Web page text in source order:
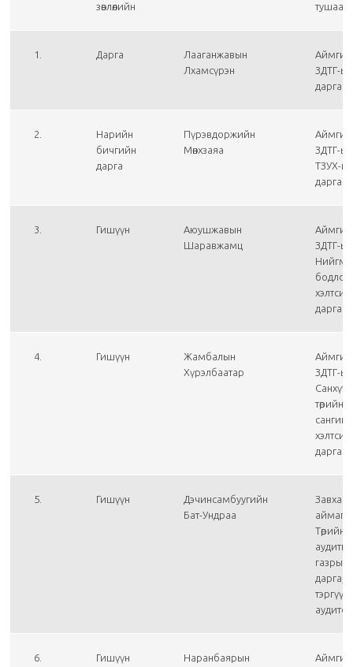
зөвлөлийн
тушаал
1. Дарга
Лааганжавын
Лхамсүрэн
ЗДТГ-ын
дарга
2.
Нарийн
бичгийн
дарга
Пүрэвдоржийн
Мөнхзаяа
ЗДТГ-ын
ТЗУХ-
дарга
3. Гишүүн
Аюушжавын
Шаравжамц
ЗДТГ-ын
дарга
4. Гишүүн
Жамбалын
Хүрэлбаатар
ЗДТГ-ын
Санхүү,
төрийн
сангийн
дарга
5. Гишүүн
Дэчинсамбуугийн
Бат-Ундраа
Завхан
аймаг
Төрийн
газрын
дарга,
6. Гишүүн
Наранбаярын